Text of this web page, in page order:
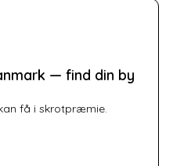
— find din by
få i skrotpræmie.